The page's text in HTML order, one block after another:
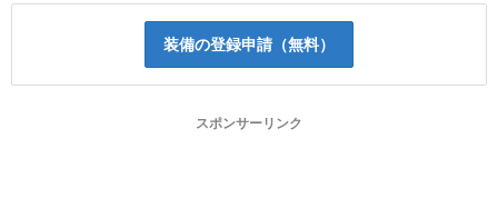
装備の登録申請（無料）
スポンサーリンク